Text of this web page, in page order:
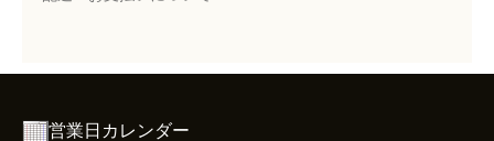
営業日カレンダー